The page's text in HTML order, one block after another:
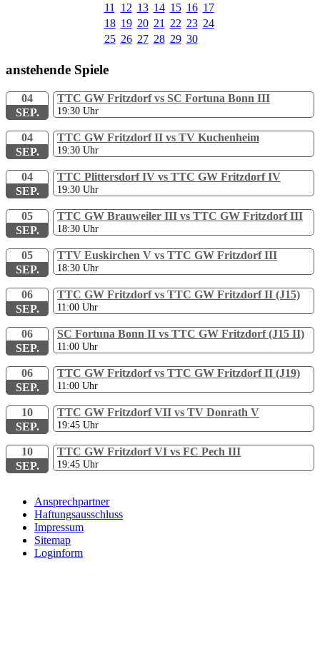
11
12 13 14 15 16 17
18 19 20 21 22 23 24
25 26 27 28 29 30
anstehende Spiele
04
SEP.
TTC GW Fritzdorf vs SC Fortuna Bonn III
19:30 Uhr
04
SEP.
TTC GW Fritzdorf II vs TV Kuchenheim
19:30 Uhr
04
SEP.
TTC Plittersdorf IV vs TTC GW Fritzdorf IV
19:30 Uhr
05
SEP.
TTC GW Brauweiler III vs TTC GW Fritzdorf III
18:30 Uhr
05
SEP.
TTV Euskirchen V vs TTC GW Fritzdorf III
18:30 Uhr
06
SEP.
TTC GW Fritzdorf vs TTC GW Fritzdorf II (J15)
11:00 Uhr
06
SEP.
SC Fortuna Bonn II vs TTC GW Fritzdorf (J15 II)
11:00 Uhr
06
SEP.
TTC GW Fritzdorf vs TTC GW Fritzdorf II (J19)
11:00 Uhr
10
SEP.
TTC GW Fritzdorf VII vs TV Donrath V
19:45 Uhr
10
SEP.
TTC GW Fritzdorf VI vs FC Pech III
19:45 Uhr
Ansprechpartner
Haftungsausschluss
Impressum
Sitemap
Loginform